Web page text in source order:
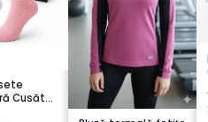
Cusături
Roz –